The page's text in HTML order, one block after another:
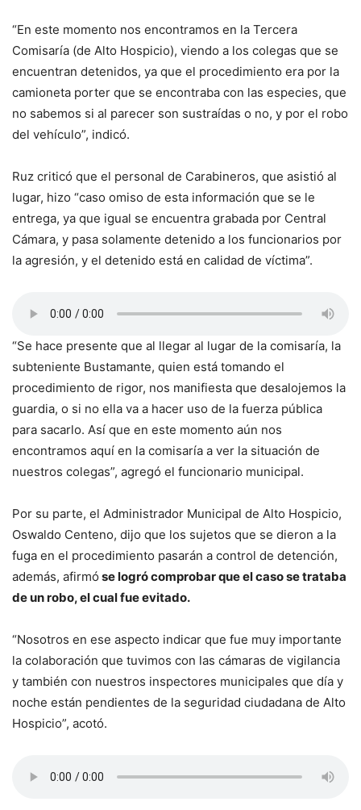
“En este momento nos encontramos en la Tercera
Comisaría (de Alto Hospicio), viendo a los colegas que se
encuentran detenidos, ya que el procedimiento era por la
camioneta porter que se encontraba con las especies, que
no sabemos si al parecer son sustraídas o no, y por el robo
del vehículo”, indicó.
Ruz criticó que el personal de Carabineros, que asistió al
lugar, hizo “caso omiso de esta información que se le
entrega, ya que igual se encuentra grabada por Central
Cámara, y pasa solamente detenido a los funcionarios por
la agresión, y el detenido está en calidad de víctima”.
“Se hace presente que al llegar al lugar de la comisaría, la
subteniente Bustamante, quien está tomando el
procedimiento de rigor, nos manifiesta que desalojemos la
guardia, o si no ella va a hacer uso de la fuerza pública
para sacarlo. Así que en este momento aún nos
encontramos aquí en la comisaría a ver la situación de
nuestros colegas”, agregó el funcionario municipal.
Por su parte, el Administrador Municipal de Alto Hospicio,
Oswaldo Centeno, dijo que los sujetos que se dieron a la
fuga en el procedimiento pasarán a control de detención,
además, afirmó se logró comprobar que el caso se trataba
de un robo, el cual fue evitado.
“Nosotros en ese aspecto indicar que fue muy importante
la colaboración que tuvimos con las cámaras de vigilancia
y también con nuestros inspectores municipales que día y
noche están pendientes de la seguridad ciudadana de Alto
Hospicio”, acotó.